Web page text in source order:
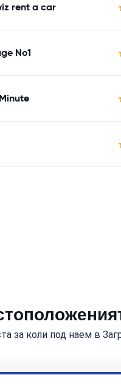
rent a car
No1
за коли под наем в